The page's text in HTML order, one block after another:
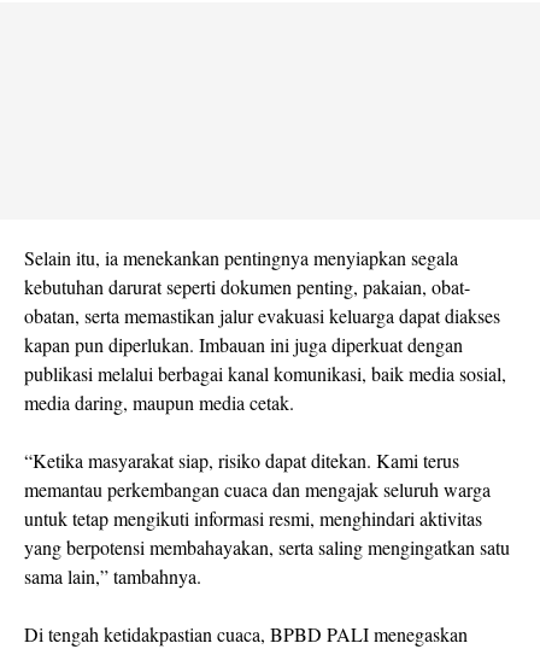
Selain itu, ia menekankan pentingnya menyiapkan segala
kebutuhan darurat seperti dokumen penting, pakaian, obat-
obatan, serta memastikan jalur evakuasi keluarga dapat diakses
kapan pun diperlukan. Imbauan ini juga diperkuat dengan
publikasi melalui berbagai kanal komunikasi, baik media sosial,
media daring, maupun media cetak.
“Ketika masyarakat siap, risiko dapat ditekan. Kami terus
memantau perkembangan cuaca dan mengajak seluruh warga
untuk tetap mengikuti informasi resmi, menghindari aktivitas
yang berpotensi membahayakan, serta saling mengingatkan satu
sama lain,” tambahnya.
Di tengah ketidakpastian cuaca, BPBD PALI menegaskan